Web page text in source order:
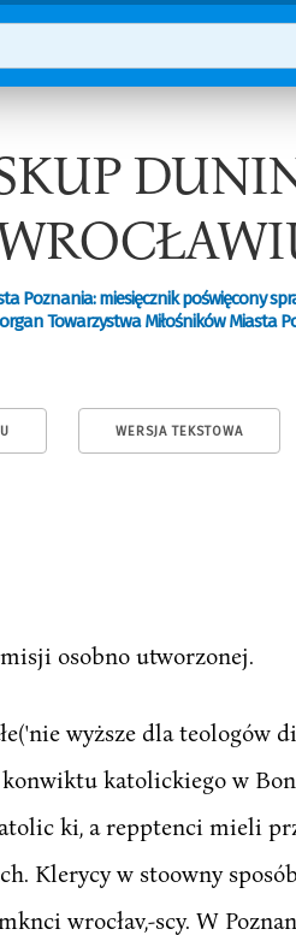
Poznania: miesięcznik poświęcony
Towarzystwa Miłośników Miasta
WERSJA TEKSTOWA
osobno utworzonej.
wyższe dla
katolickiego w
ki, a repptenci mieli
Klerycy w stoowny
wrocłav,-scy. W